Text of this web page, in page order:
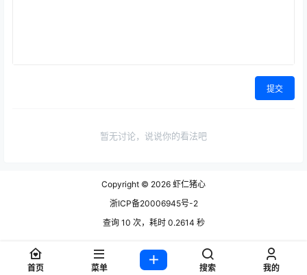
提交
暂无讨论，说说你的看法吧
Copyright © 2026 虾仁猪心
浙ICP备20006945号-2
查询 10 次，耗时 0.2614 秒
首页 菜单 搜索 我的